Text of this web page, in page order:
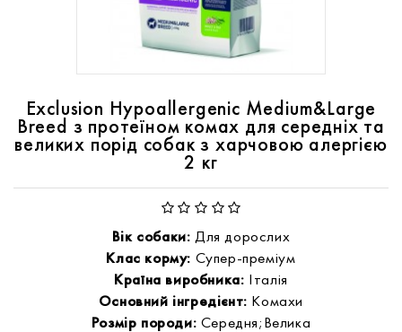
Exclusion Hypoallergenic Medium&Large
Breed з протеїном комах для середніх та
великих порід собак з харчовою алергією
2 кг
Вік собаки: Для дорослих
Клас корму: Супер-преміум
Країна виробника: Італія
Основний інгредієнт: Комахи
Розмір породи: Середня;Велика